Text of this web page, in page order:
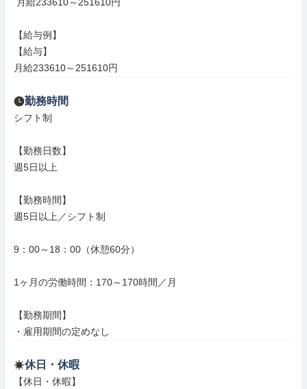
【給与例】
【給与】
月給233610～251610円
勤務時間
シフト制
【勤務日数】
週5日以上
【勤務時間】
週5日以上／シフト制
9：00～18：00（休憩60分）
1ヶ月の労働時間：170～170時間／月
【勤務期間】
・雇用期間の定めなし
休日・休暇
【休日・休暇】